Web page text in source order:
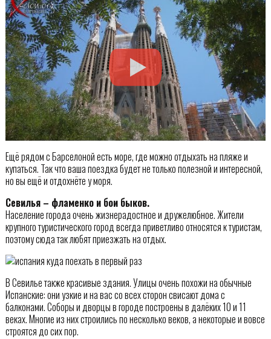
Ещё рядом с Барселоной есть море, где можно отдыхать на пляже и
купаться. Так что ваша поездка будет не только полезной и интересной,
но вы ещё и отдохнёте у моря.
Севилья – фламенко и бои быков.
Население города очень жизнерадостное и дружелюбное. Жители
крупного туристического город всегда приветливо относятся к туристам,
поэтому сюда так любят приезжать на отдых.
В Севилье также красивые здания. Улицы очень похожи на обычные
Испанские: они узкие и на вас со всех сторон свисают дома с
балконами. Соборы и дворцы в городе построены в далёких 10 и 11
веках. Многие из них строились по несколько веков, а некоторые и вовсе
строятся до сих пор.